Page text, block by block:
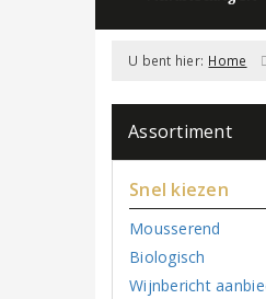
U bent hier: Home
Assortiment
Snel kiezen
Mousserend
Biologisch
Wijnbericht